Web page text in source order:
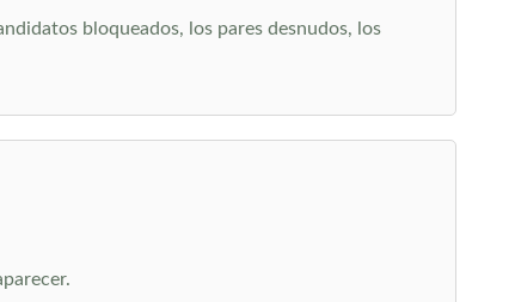
bloqueados, los pares desnudos, los